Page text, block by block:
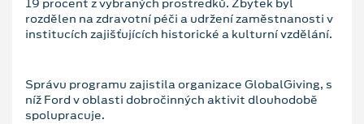
rozdělen na zdravotní péči a udržení zaměstnanosti v
institucích zajišťujících historické a kulturní vzdělání.
Správu programu zajistila organizace GlobalGiving, s
níž Ford v oblasti dobročinných aktivit dlouhodobě
spolupracuje.